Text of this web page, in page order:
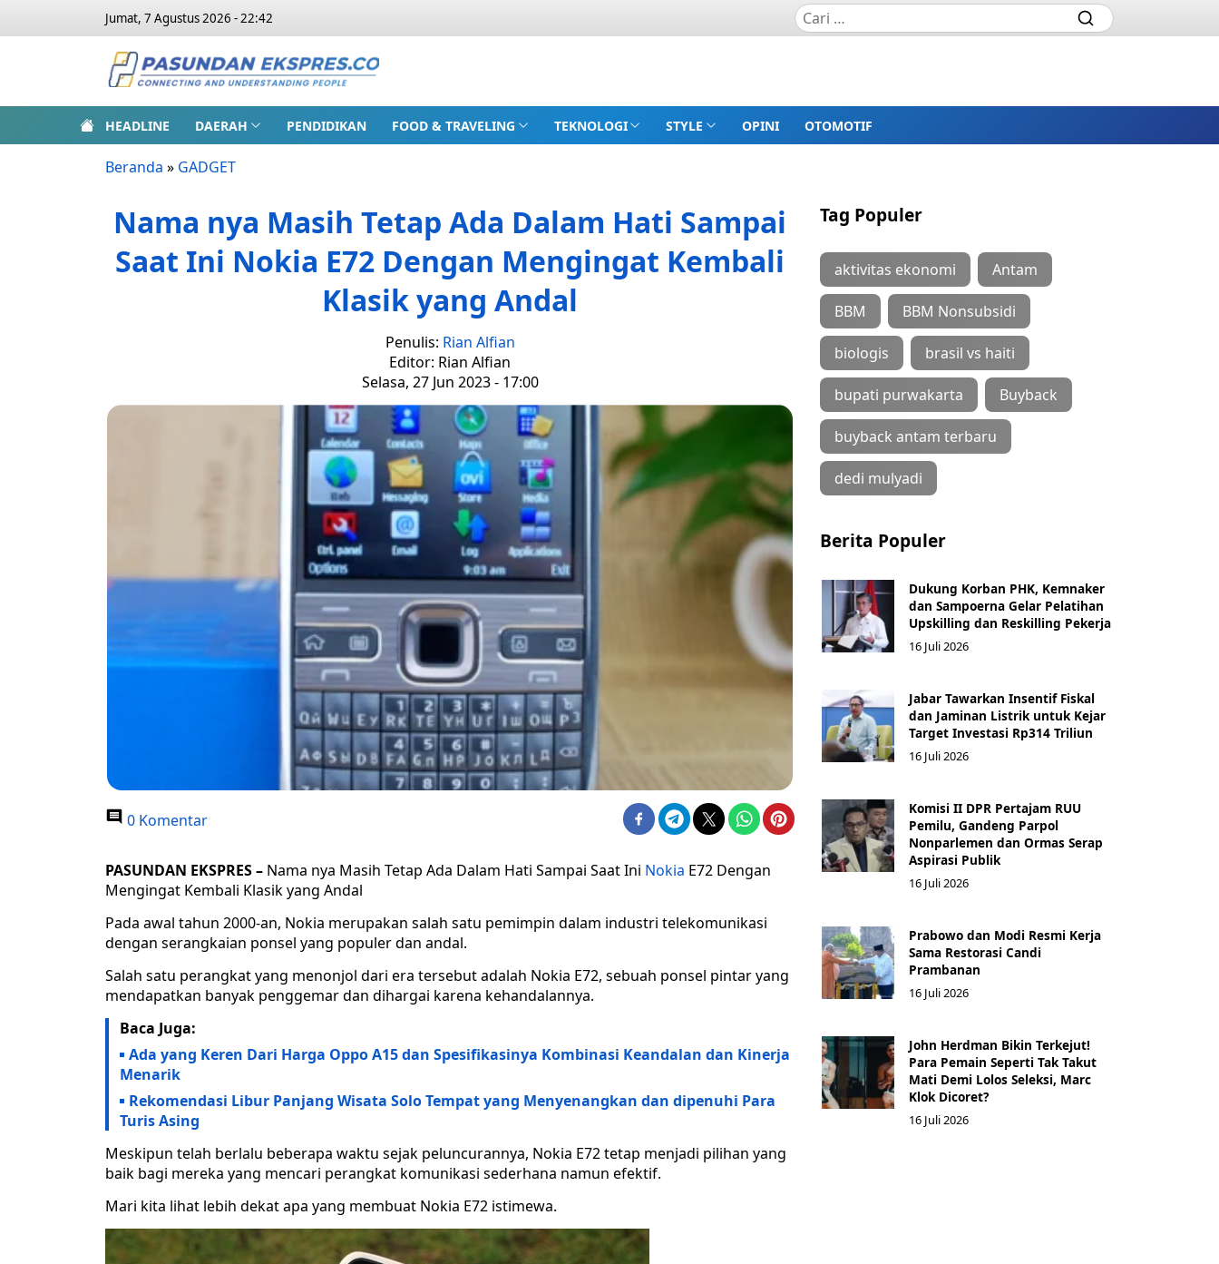
Jumat, 7 Agustus 2026 - 22:42
HEADLINE DAERAH PENDIDIKAN FOOD & TRAVELING TEKNOLOGI STYLE OPINI OTOMOTIF
Beranda » GADGET
Nama nya Masih Tetap Ada Dalam Hati Sampai
Saat Ini Nokia E72 Dengan Mengingat Kembali
Klasik yang Andal
Penulis: Rian Alfian
Editor: Rian Alfian
Selasa, 27 Jun 2023 - 17:00
0 Komentar
PASUNDAN EKSPRES – Nama nya Masih Tetap Ada Dalam Hati Sampai Saat Ini Nokia E72 Dengan
Mengingat Kembali Klasik yang Andal
Pada awal tahun 2000-an, Nokia merupakan salah satu pemimpin dalam industri telekomunikasi
dengan serangkaian ponsel yang populer dan andal.
Salah satu perangkat yang menonjol dari era tersebut adalah Nokia E72, sebuah ponsel pintar yang
mendapatkan banyak penggemar dan dihargai karena kehandalannya.
Baca Juga:
Ada yang Keren Dari Harga Oppo A15 dan Spesifikasinya Kombinasi Keandalan dan Kinerja
Menarik
Rekomendasi Libur Panjang Wisata Solo Tempat yang Menyenangkan dan dipenuhi Para
Turis Asing
Meskipun telah berlalu beberapa waktu sejak peluncurannya, Nokia E72 tetap menjadi pilihan yang
baik bagi mereka yang mencari perangkat komunikasi sederhana namun efektif.
Mari kita lihat lebih dekat apa yang membuat Nokia E72 istimewa.
Tag Populer
aktivitas ekonomi Antam
BBM BBM Nonsubsidi
biologis brasil vs haiti
bupati purwakarta Buyback
buyback antam terbaru
dedi mulyadi
Berita Populer
Dukung Korban PHK, Kemnaker
dan Sampoerna Gelar Pelatihan
Upskilling dan Reskilling Pekerja
16 Juli 2026
Jabar Tawarkan Insentif Fiskal
dan Jaminan Listrik untuk Kejar
Target Investasi Rp314 Triliun
16 Juli 2026
Komisi II DPR Pertajam RUU
Pemilu, Gandeng Parpol
Nonparlemen dan Ormas Serap
Aspirasi Publik
16 Juli 2026
Prabowo dan Modi Resmi Kerja
Sama Restorasi Candi
Prambanan
16 Juli 2026
John Herdman Bikin Terkejut!
Para Pemain Seperti Tak Takut
Mati Demi Lolos Seleksi, Marc
Klok Dicoret?
16 Juli 2026